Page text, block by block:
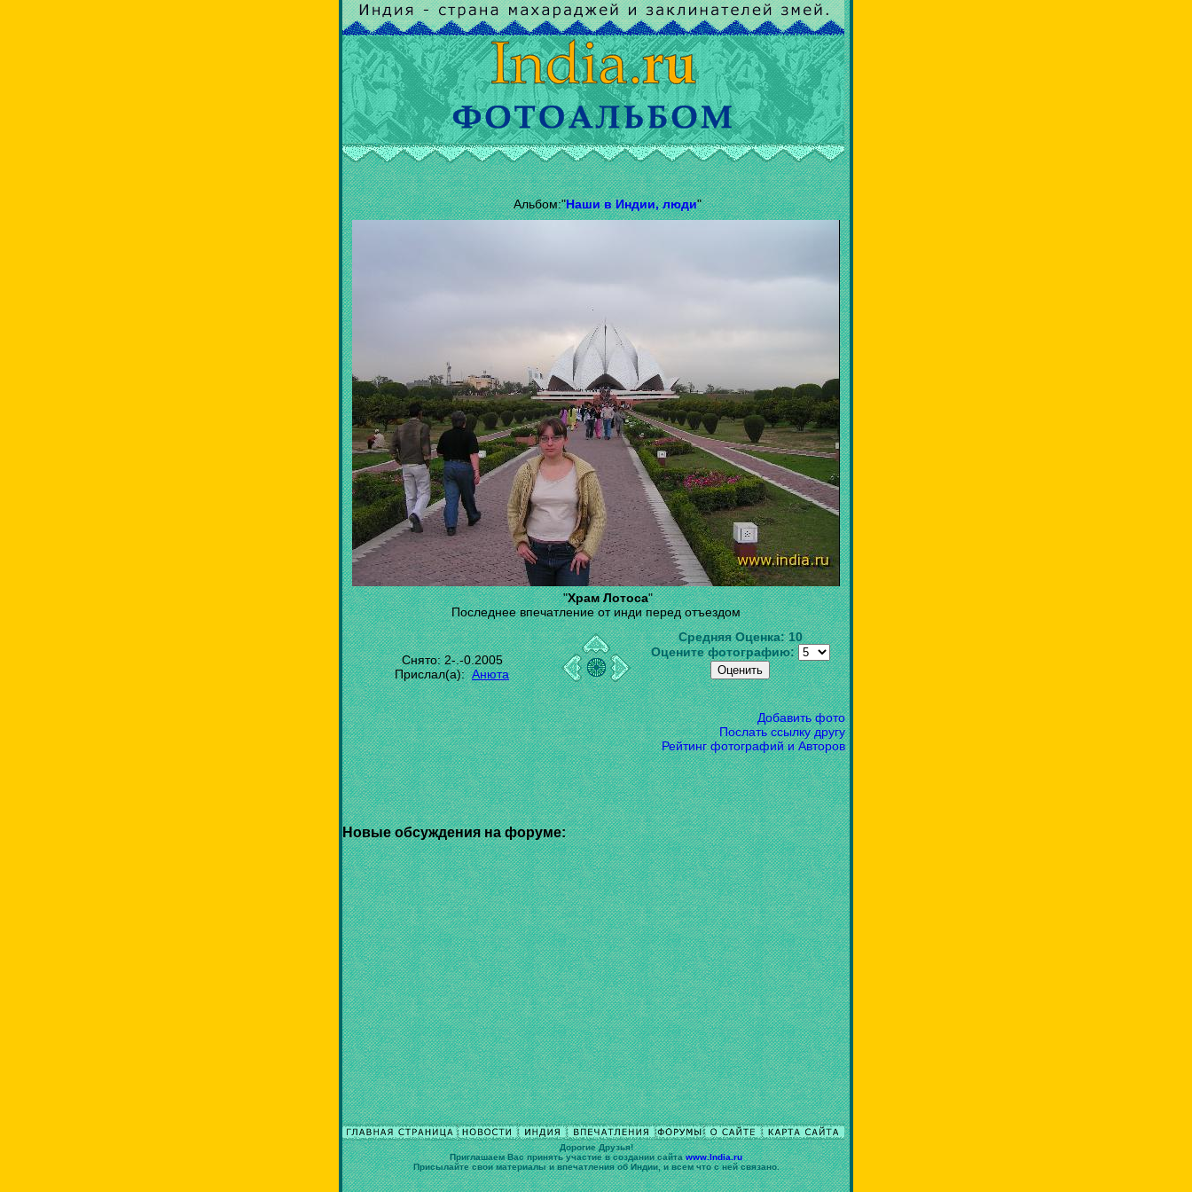
Альбом:"Наши в Индии, люди"
"Храм Лотоса"
Последнее впечатление от инди перед отъездом
Снято: 2-.-0.2005
Прислал(а):Анюта
Средняя Оценка:10
Оцените фотографию:
Новые обсуждения на форуме:
Добавить фото
Послать ссылку другу
Рейтинг фотографий и Авторов
Дорогие Друзья!
Приглашаем Вас принять участие в cоздании сайтаwww.India.ru
Присылайте свои материалы и впечатления об Индии, и всем что с ней связано.